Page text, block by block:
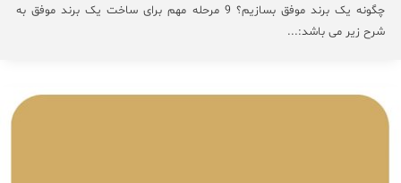
چگونه یک برند موفق بسازیم؟ 9 مرحله مهم برای ساخت یک برند موفق به
شرح زیر می باشد:...